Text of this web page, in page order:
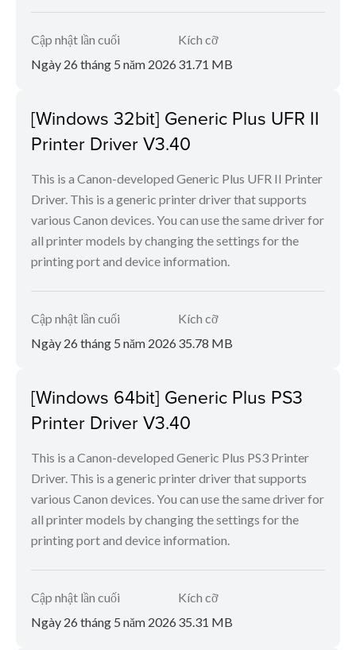
Cập nhật lần cuối
Ngày 26 tháng 5 năm 2026
Kích cỡ
31.71 MB
[Windows 32bit] Generic Plus UFR II
Printer Driver V3.40
This is a Canon-developed Generic Plus UFR II Printer
Driver. This is a generic printer driver that supports
various Canon devices. You can use the same driver for
all printer models by changing the settings for the
printing port and device information.
Cập nhật lần cuối
Ngày 26 tháng 5 năm 2026
Kích cỡ
35.78 MB
[Windows 64bit] Generic Plus PS3
Printer Driver V3.40
This is a Canon-developed Generic Plus PS3 Printer
Driver. This is a generic printer driver that supports
various Canon devices. You can use the same driver for
all printer models by changing the settings for the
printing port and device information.
Cập nhật lần cuối
Ngày 26 tháng 5 năm 2026
Kích cỡ
35.31 MB